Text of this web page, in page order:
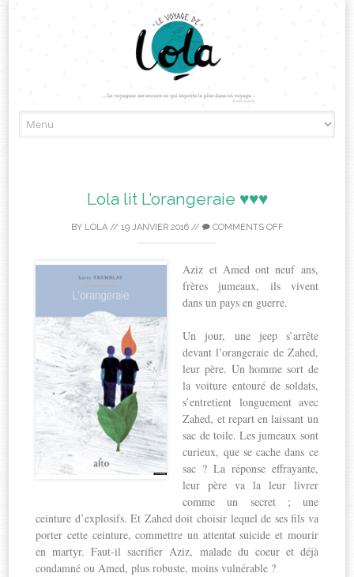
to
Lola lit L’orangeraie ♥♥♥
BY LOLA// 19 JANVIER 2016// COMMENTS OFF
Aziz et Amed ont neuf ans,
frères jumeaux, ils vivent
dans un pays en guerre.
Un jour, une jeep s’arrête
devant l’orangeraie de Zahed,
leur père. Un homme sort de
la voiture entouré de soldats,
s’entretient longuement avec
Zahed, et repart en laissant un
sac de toile. Les jumeaux sont
curieux, que se cache dans ce
sac ? La réponse effrayante,
leur père va la leur livrer
comme un secret ; une
ceinture d’explosifs. Et Zahed doit choisir lequel de ses fils va
porter cette ceinture, commettre un attentat suicide et mourir
en martyr. Faut-il sacrifier Aziz, malade du coeur et déjà
condamné ou Amed, plus robuste, moins vulnérable ?